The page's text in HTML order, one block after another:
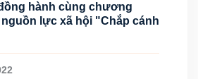
hành cùng chương
lực xã hội "Chắp cánh